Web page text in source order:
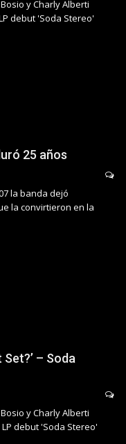
y Charly Alberti
debut 'Soda Stereo'
25 años
la banda dejó
la convirtieron en la
– Soda
y Charly Alberti
debut 'Soda Stereo'